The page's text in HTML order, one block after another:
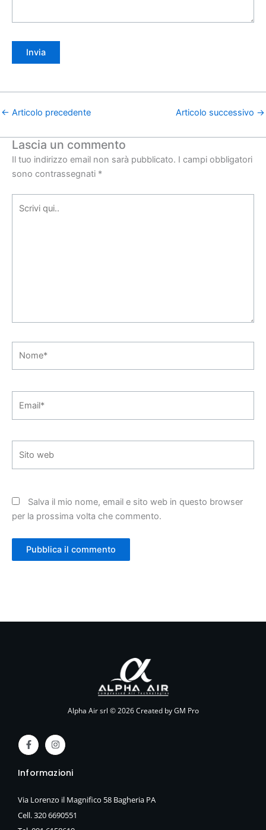
← Articolo precedente Articolo successivo →
Lascia un commento
Il tuo indirizzo email non sarà pubblicato. I campi obbligatori
sono contrassegnati *
qui..
Salva il mio nome, email e sito web in questo browser
per la prossima volta che commento.
Alpha Air srl © 2026 Created by GM Pro
F
a
c
b
k
-
f
I
n
s
a
a
Informazioni
Via Lorenzo il Magnifico 58 Bagheria PA
Cell. 320 6690551